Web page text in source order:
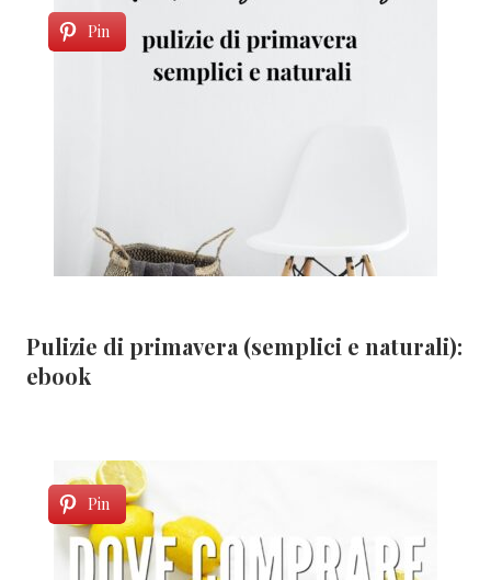
Pin
Pulizie di primavera (semplici e naturali):
ebook
Pin